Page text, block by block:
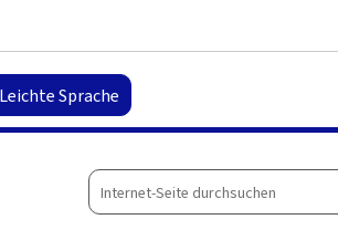
Leichte Sprache
Internet-
Seite